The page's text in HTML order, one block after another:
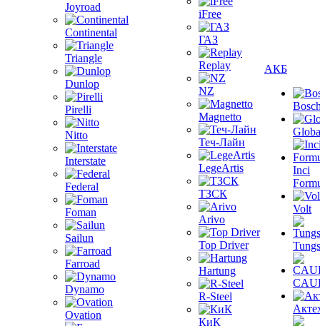
Joyroad
Continental
Triangle
Dunlop
Pirelli
Nitto
Interstate
Federal
Foman
Sailun
Farroad
Dynamo
Ovation
iFree
ГАЗ
Replay
NZ
Magnetto
Теч-Лайн
LegeArtis
ТЗСК
Arivo
Top Driver
Hartung
R-Steel
КиК
АКБ
Inci
Volt